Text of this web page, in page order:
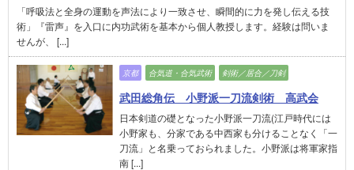
「呼吸法と全身の運動を声法により一致させ、瞬間的に力を発し伝える技
術」『雷声』を入口に内功武術を基本から個人教授します。経験は問いま
せんが、 [...]
京都 合気道・合気武術 剣術／居合／刀剣
武田総角伝 小野派一刀流剣術 高武会
日本剣道の礎となった小野派一刀流(江戸時代には
小野家も、分家である中西家も分けることなく「一
刀流」と名乗っておられました。小野派は将軍家指
南 [...]